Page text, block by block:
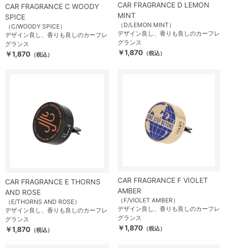
CAR FRAGRANCE C WOODY
SPICE
（C/WOODY SPICE）
デザイン良し、香りも良しのカーフレ
グランス
￥1,870 （税込）
CAR FRAGRANCE D LEMON
MINT
（D/LEMON MINT）
デザイン良し、香りも良しのカーフレ
グランス
￥1,870 （税込）
CAR FRAGRANCE E THORNS
AND ROSE
（E/THORNS AND ROSE）
デザイン良し、香りも良しのカーフレ
グランス
￥1,870 （税込）
CAR FRAGRANCE F VIOLET
AMBER
（F/VIOLET AMBER）
デザイン良し、香りも良しのカーフレ
グランス
￥1,870 （税込）